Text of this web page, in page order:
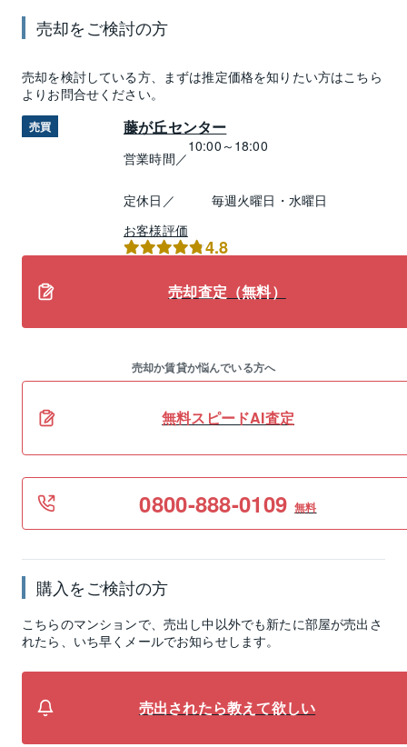
売却をご検討の方
売却を検討している方、まずは推定価格を知りたい方はこちら
よりお問合せください。
売買 藤が丘センター
営業時間／
10:00～18:00
定休日／
毎週火曜日・水曜日
お客様評価
4.8
売却査定（無料）
売却か賃貸か悩んでいる方へ
無料スピードAI査定
0800-888-0109 無料
購入をご検討の方
こちらのマンションで、売出し中以外でも新たに部屋が売出さ
れたら、いち早くメールでお知らせします。
売出されたら教えて欲しい